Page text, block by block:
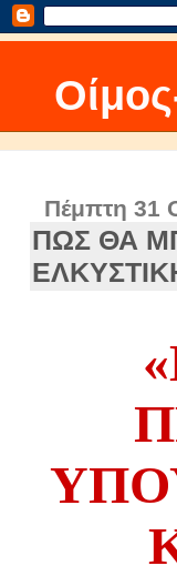
Πέμπτη 31
ΠΩΣ ΘΑ